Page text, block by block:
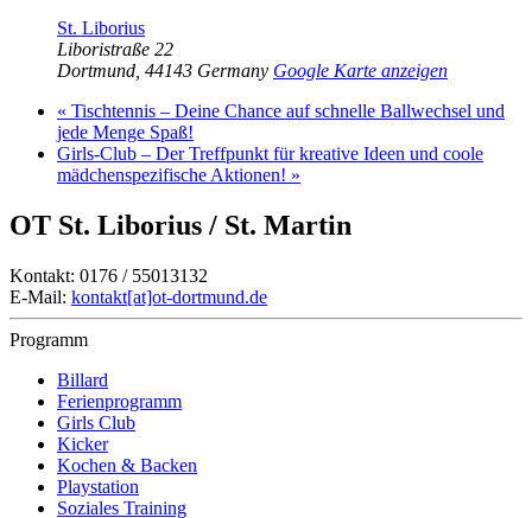
St. Liborius
Liboristraße 22
Dortmund 44143 Germany Google Karte anzeigen
« Tischtennis – Deine Chance auf schnelle Ballwechsel und
jede Menge Spaß!
Girls-Club – Der Treffpunkt für kreative Ideen und coole
mädchenspezifische Aktionen! »
OT St. Liborius / St. Martin
Kontakt: 0176 / 55013132
E-Mail: kontakt[at]ot-dortmund.de
Programm
Billard
Ferienprogramm
Girls Club
Kicker
Kochen & Backen
Playstation
Soziales Training